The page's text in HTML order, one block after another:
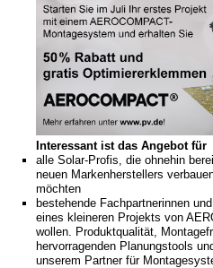
Newsletter
Jobs/Studien
Interessant ist das Angebot für
alle Solar-Profis, die ohnehin
neuen Markenherstellers
möchten
bestehende Fachpartnerinnen
eines kleineren Projekts von
wollen. Produktqualität,
hervorragenden Planungstools
unserem Partner für